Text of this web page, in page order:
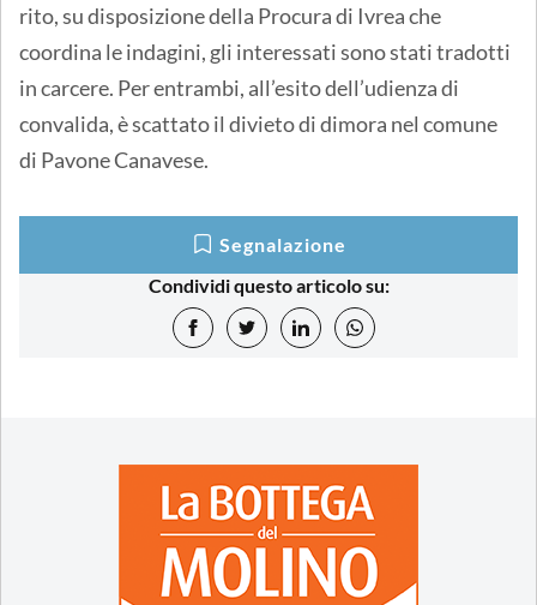
rito, su disposizione della Procura di Ivrea che
coordina le indagini, gli interessati sono stati tradotti
in carcere. Per entrambi, all’esito dell’udienza di
convalida, è scattato il divieto di dimora nel comune
di Pavone Canavese.
Segnalazione
Condividi questo articolo su: